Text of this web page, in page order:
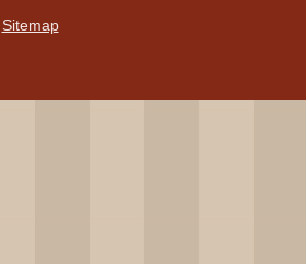
Sitemap